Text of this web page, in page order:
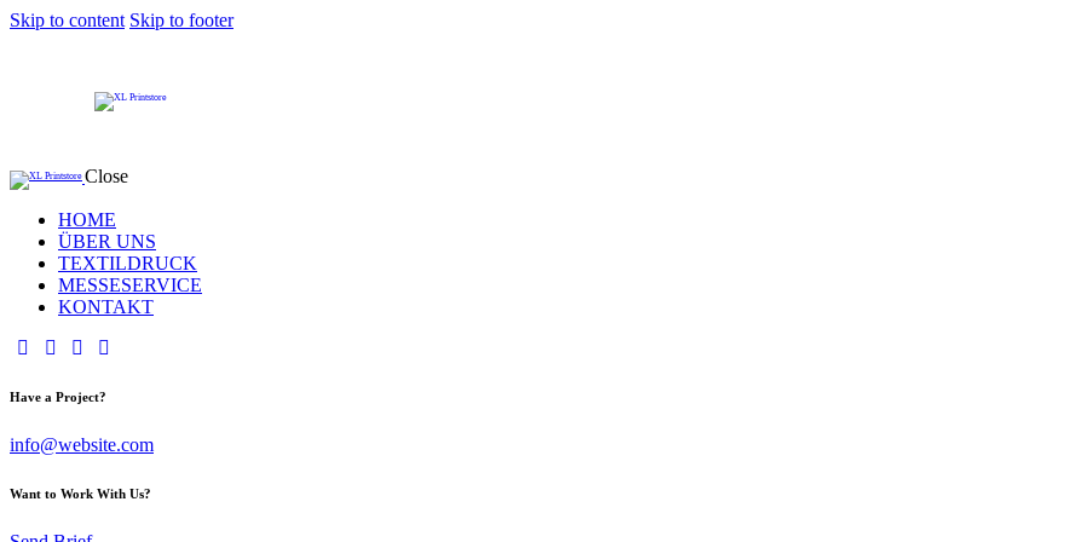
Skip to content Skip to footer
Close
HOME
ÜBER UNS
TEXTILDRUCK
MESSESERVICE
KONTAKT
Have a Project?
info@website.com
Want to Work With Us?